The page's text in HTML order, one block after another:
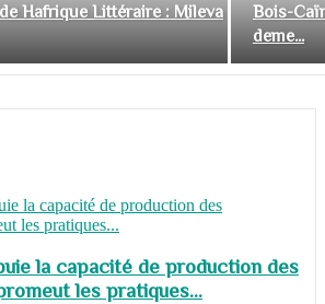
Hafrique Littéraire : Mileva
Bois-
deme...
la capacité de production des
les pratiques...